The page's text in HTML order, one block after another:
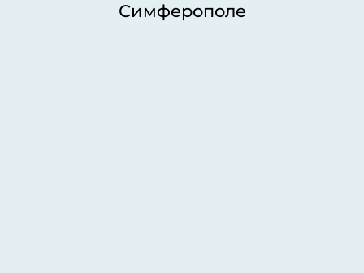
Симферополе